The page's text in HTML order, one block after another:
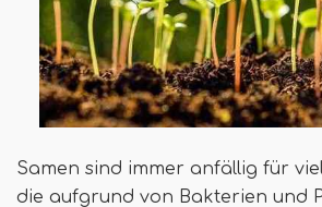
Samen sind immer anfällig für
die aufgrund von Bakterien und